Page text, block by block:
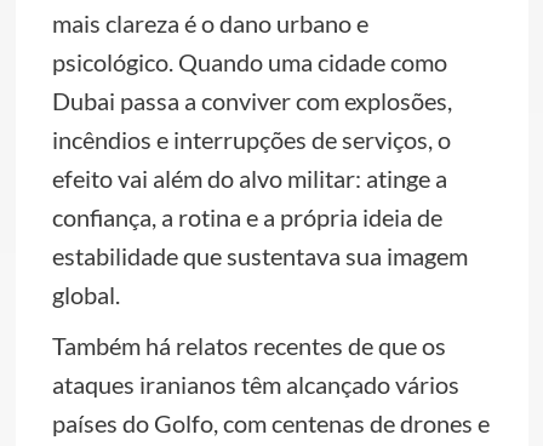
mais clareza é o dano urbano e
psicológico. Quando uma cidade como
Dubai passa a conviver com explosões,
incêndios e interrupções de serviços, o
efeito vai além do alvo militar: atinge a
confiança, a rotina e a própria ideia de
estabilidade que sustentava sua imagem
global.
Também há relatos recentes de que os
ataques iranianos têm alcançado vários
países do Golfo, com centenas de drones e